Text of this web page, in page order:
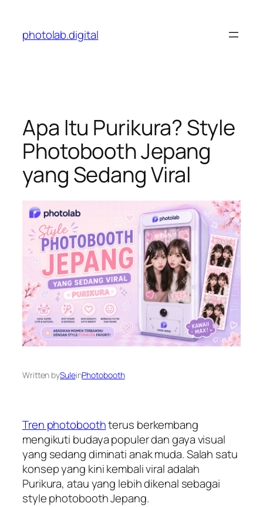
content
photolab.digital
Apa Itu Purikura? Style
Photobooth Jepang
yang Sedang Viral
Written bySuleinPhotobooth
Tren photoboothterus berkembang
mengikuti budaya populer dan gaya visual
yang sedang diminati anak muda. Salah satu
konsep yang kini kembali viral adalah
Purikura, atau yang lebih dikenal sebagai
style photobooth Jepang.